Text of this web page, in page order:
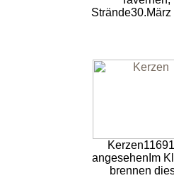
Strände30.März
Kerzen
angesehen Im
brennen